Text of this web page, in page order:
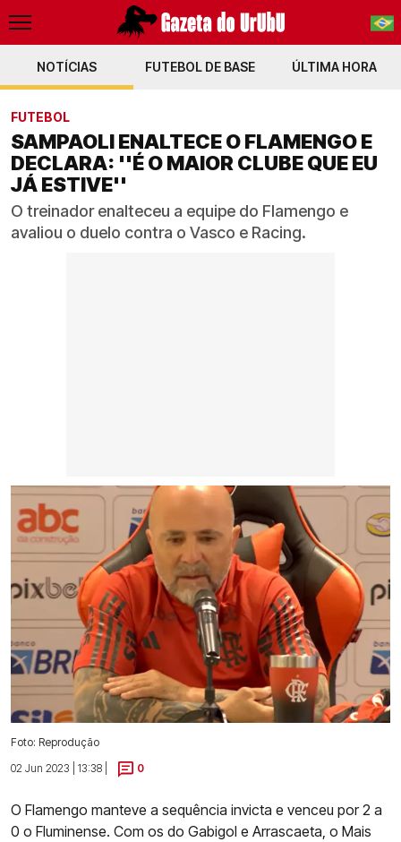
PT-BR
NOTÍCIAS FUTEBOL DE BASE ÚLTIMA HORA
FUTEBOL
SAMPAOLI ENALTECE O FLAMENGO E
DECLARA: ''É O MAIOR CLUBE QUE EU
JÁ ESTIVE''
O treinador enalteceu a equipe do Flamengo e
avaliou o duelo contra o Vasco e Racing.
Foto: Reprodução
02 Jun 2023 | 13:38 |
0
O Flamengo manteve a sequência invicta e venceu por 2 a
0 o Fluminense. Com os do Gabigol e Arrascaeta, o Mais